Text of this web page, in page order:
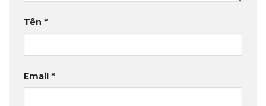
Tên *
Email *